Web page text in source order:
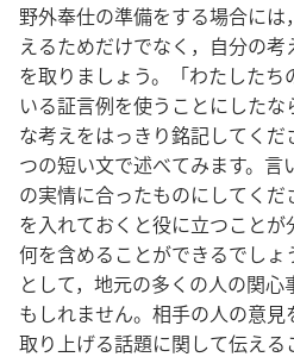
野外奉仕の準備をする場合に
えるためだけでなく，自分の
を取りましょう。「わたした
いる証言例を使うことにした
な考えをはっきり銘記してく
つの短い文で述べてみます。
の実情に合ったものにしてく
を入れておくと役に立つこと
何を含めることができるでし
として，地元の多くの人の関
もしれません。相手の人の意見
取り上げる話題に関して伝え